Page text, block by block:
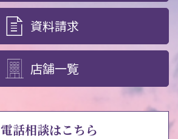
資料請求
店舗一覧
電話相談はこちら